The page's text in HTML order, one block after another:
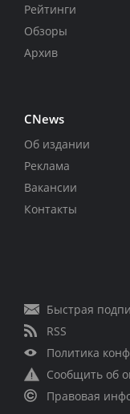
Рейтинги
Обзоры
Архив
CNews
Об издании
Реклама
Вакансии
Контакты
Быстрая
RSS
Политика
Сообщить об
Правовая